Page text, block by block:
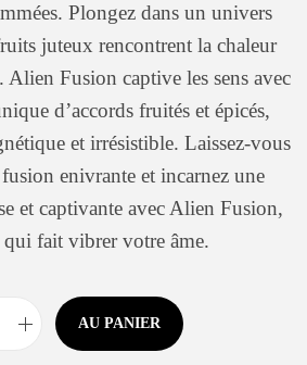
Plongez dans un univers
juteux rencontrent la chaleur
Alien Fusion captive les sens avec
d’accords fruités et épicés,
et irrésistible. Laissez-vous
enivrante et incarnez une
et captivante avec Alien Fusion,
fait vibrer votre âme.
AU PANIER